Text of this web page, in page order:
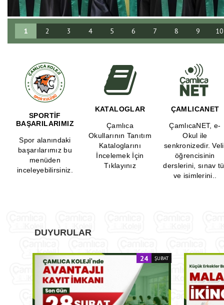
1 2 3 4 5 6 7 8 9 10
SPORTIF
BAŞARILARIMIZ
Spor alanındaki
başarılarımız bu
menüden
inceleyebilirsiniz.
KATALOGLAR
Çamlıca
Okullarının Tanıtım
Kataloglarını
İncelemek İçin
Tıklayınız
ÇAMLICANET
ÇamlıcaNET, e-
Okul ile
senkronizedir.
öğrencisinin
derslerini, sınav
ve isimlerini..
DUYURULAR
24 ŞUBAT